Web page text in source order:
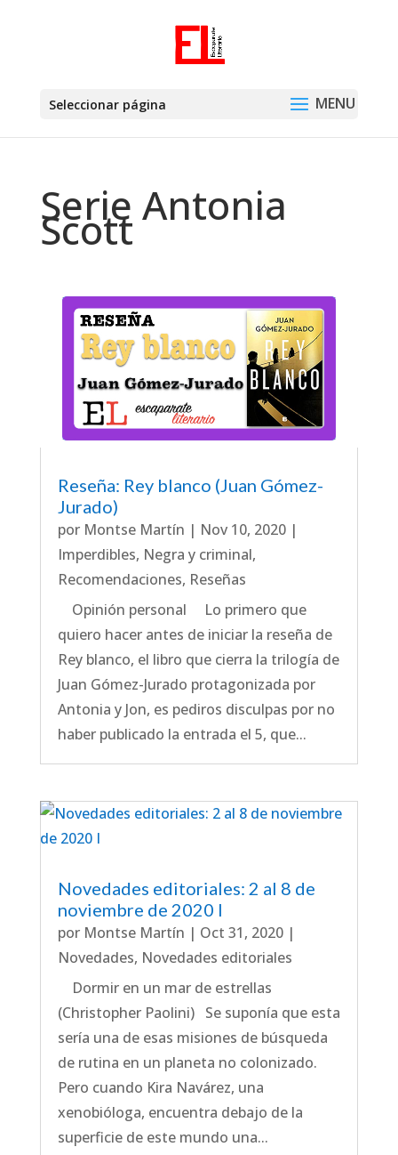
Seleccionar página
Serie Antonia
Scott
Reseña: Rey blanco (Juan Gómez-
Jurado)
por Montse Martín | Nov 10, 2020|
Imperdibles, Negra y criminal,
Recomendaciones, Reseñas
Opinión personal Lo primero que
quiero hacer antes de iniciar la reseña de
Rey blanco, el libro que cierra la trilogía de
Juan Gómez-Jurado protagonizada por
Antonia y Jon, es pediros disculpas por no
haber publicado la entrada el 5, que...
Novedades editoriales: 2 al 8 de
noviembre de 2020 I
por Montse Martín | Oct 31, 2020|
Novedades, Novedades editoriales
Dormir en un mar de estrellas
(Christopher Paolini) Se suponía que esta
sería una de esas misiones de búsqueda
de rutina en un planeta no colonizado.
Pero cuando Kira Navárez, una
xenobióloga, encuentra debajo de la
superficie de este mundo una...